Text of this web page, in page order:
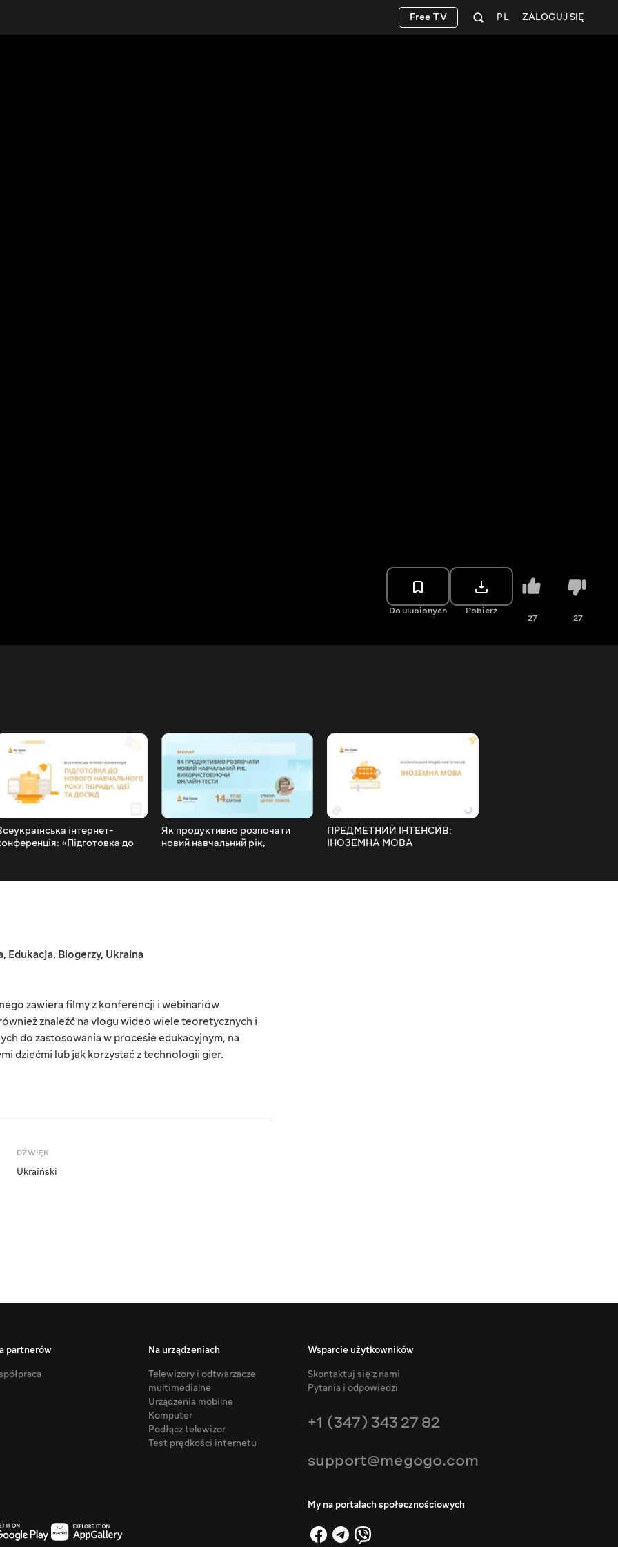
ZALOGUJ SIĘ
PL
Free TV
Do ulubionych Pobierz
27 27
інтернет-
«Підготовка до
Як продуктивно розпочати
новий навчальний рік,
ПРЕДМЕТНИЙ ІНТЕНСИВ:
ІНОЗЕМНА МОВА
, Edukacja, Blogerzy, Ukraina
zawiera filmy z konferencji i webinariów
znaleźć na vlogu wideo wiele teoretycznych i
do zastosowania w procesie edukacyjnym, na
dziećmi lub jak korzystać z technologii gier.
DŹWIĘK
Ukraiński
partnerów
Na urządzeniach
Telewizory i odtwarzacze
multimedialne
Urządzenia mobilne
Komputer
Podłącz telewizor
Test prędkości internetu
Wsparcie użytkowników
Skontaktuj się z nami
Pytania i odpowiedzi
+1 (347) 343 27 82
support@megogo.com
My na portalach społecznościowych